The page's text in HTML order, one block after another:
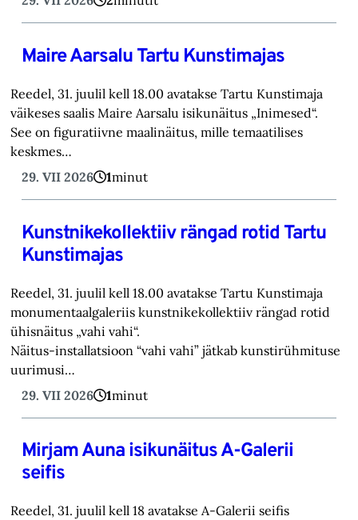
Maire Aarsalu Tartu Kunstimajas
Reedel, 31. juulil kell 18.00 avatakse Tartu Kunstimaja
väikeses saalis Maire Aarsalu isikunäitus „Inimesed“.
See on figuratiivne maalinäitus, mille temaatilises
keskmes…
29. VII 2026
1minut
Kunstnikekollektiiv rängad rotid Tartu
Kunstimajas
Reedel, 31. juulil kell 18.00 avatakse Tartu Kunstimaja
monumentaalgaleriis kunstnikekollektiiv rängad rotid
ühisnäitus „vahi vahi“.
Näitus-installatsioon “vahi vahi” jätkab kunstirühmituse
uurimusi…
29. VII 2026
1minut
Mirjam Auna isikunäitus A-Galerii
seifis
Reedel, 31. juulil kell 18 avatakse A-Galerii seifis